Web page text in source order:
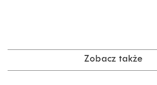
Zobacz także